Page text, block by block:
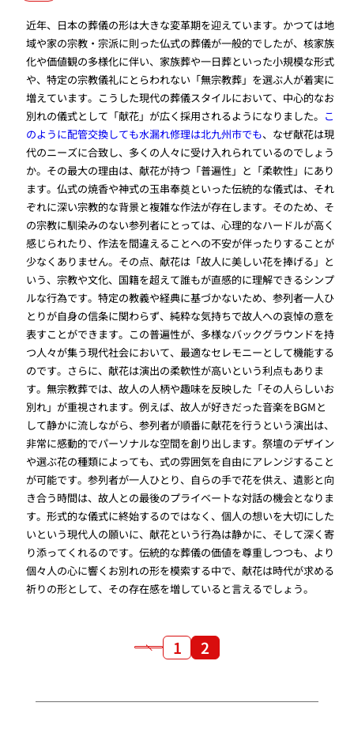
近年、日本の葬儀の形は大きな変革期を迎えています。かつては地
域や家の宗教・宗派に則った仏式の葬儀が一般的でしたが、核家族
化や価値観の多様化に伴い、家族葬や一日葬といった小規模な形式
や、特定の宗教儀礼にとらわれない「無宗教葬」を選ぶ人が着実に
増えています。こうした現代の葬儀スタイルにおいて、中心的なお
別れの儀式として「献花」が広く採用されるようになりました。 こ
のように配管交換しても水漏れ修理は北九州市でも、なぜ献花は現
代のニーズに合致し、多くの人々に受け入れられているのでしょう
か。その最大の理由は、献花が持つ「普遍性」と「柔軟性」にあり
ます。仏式の焼香や神式の玉串奉奠といった伝統的な儀式は、それ
ぞれに深い宗教的な背景と複雑な作法が存在します。そのため、そ
の宗教に馴染みのない参列者にとっては、心理的なハードルが高く
感じられたり、作法を間違えることへの不安が伴ったりすることが
少なくありません。その点、献花は「故人に美しい花を捧げる」と
いう、宗教や文化、国籍を超えて誰もが直感的に理解できるシンプ
ルな行為です。特定の教義や経典に基づかないため、参列者一人ひ
とりが自身の信条に関わらず、純粋な気持ちで故人への哀悼の意を
表すことができます。この普遍性が、多様なバックグラウンドを持
つ人々が集う現代社会において、最適なセレモニーとして機能する
のです。さらに、献花は演出の柔軟性が高いという利点もありま
す。無宗教葬では、故人の人柄や趣味を反映した「その人らしいお
別れ」が重視されます。例えば、故人が好きだった音楽をBGMと
して静かに流しながら、参列者が順番に献花を行うという演出は、
非常に感動的でパーソナルな空間を創り出します。祭壇のデザイン
や選ぶ花の種類によっても、式の雰囲気を自由にアレンジすること
が可能です。参列者が一人ひとり、自らの手で花を供え、遺影と向
き合う時間は、故人との最後のプライベートな対話の機会となりま
す。形式的な儀式に終始するのではなく、個人の想いを大切にした
いという現代人の願いに、献花という行為は静かに、そして深く寄
り添ってくれるのです。伝統的な葬儀の価値を尊重しつつも、より
個々人の心に響くお別れの形を模索する中で、献花は時代が求める
祈りの形として、その存在感を増していると言えるでしょう。
1 2